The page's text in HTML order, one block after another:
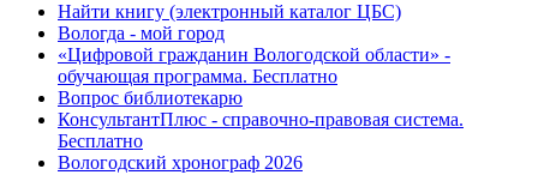
Найти книгу (электронный каталог ЦБС)
Вологда - мой город
«Цифровой гражданин Вологодской области» -
обучающая программа. Бесплатно
Вопрос библиотекарю
КонсультантПлюс - справочно-правовая система.
Бесплатно
Вологодский хронограф 2026